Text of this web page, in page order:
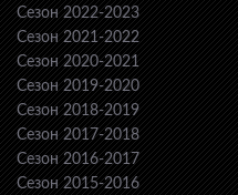
Сезон 2022-2023
Сезон 2021-2022
Сезон 2020-2021
Сезон 2019-2020
Сезон 2018-2019
Сезон 2017-2018
Сезон 2016-2017
Сезон 2015-2016